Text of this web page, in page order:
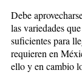
Debe
las variedades
suficientes para
requieren en
ello y en cambio